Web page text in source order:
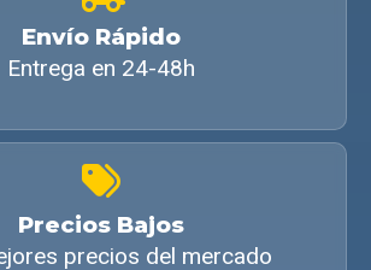
Envío Rápido
Entrega en 24-48h
Precios Bajos
precios del mercado